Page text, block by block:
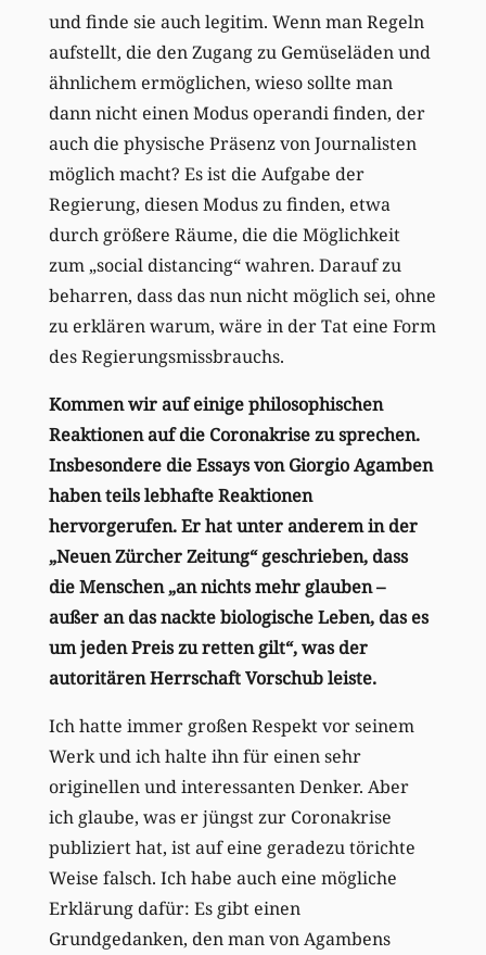
und finde sie auch legitim. Wenn man Regeln
aufstellt, die den Zugang zu Gemüseläden und
ähnlichem ermöglichen, wieso sollte man
dann nicht einen Modus operandi finden, der
auch die physische Präsenz von Journalisten
möglich macht? Es ist die Aufgabe der
Regierung, diesen Modus zu finden, etwa
durch größere Räume, die die Möglichkeit
zum „social distancing“ wahren. Darauf zu
beharren, dass das nun nicht möglich sei, ohne
zu erklären warum, wäre in der Tat eine Form
des Regierungsmissbrauchs.
Kommen wir auf einige philosophischen
Reaktionen auf die Coronakrise zu sprechen.
Insbesondere die Essays von Giorgio Agamben
haben teils lebhafte Reaktionen
hervorgerufen. Er hat unter anderem in der
„Neuen Zürcher Zeitung“ geschrieben, dass
die Menschen „an nichts mehr glauben –
außer an das nackte biologische Leben, das es
um jeden Preis zu retten gilt“, was der
autoritären Herrschaft Vorschub leiste.
Ich hatte immer großen Respekt vor seinem
Werk und ich halte ihn für einen sehr
originellen und interessanten Denker. Aber
ich glaube, was er jüngst zur Coronakrise
publiziert hat, ist auf eine geradezu törichte
Weise falsch. Ich habe auch eine mögliche
Erklärung dafür: Es gibt einen
Grundgedanken, den man von Agambens